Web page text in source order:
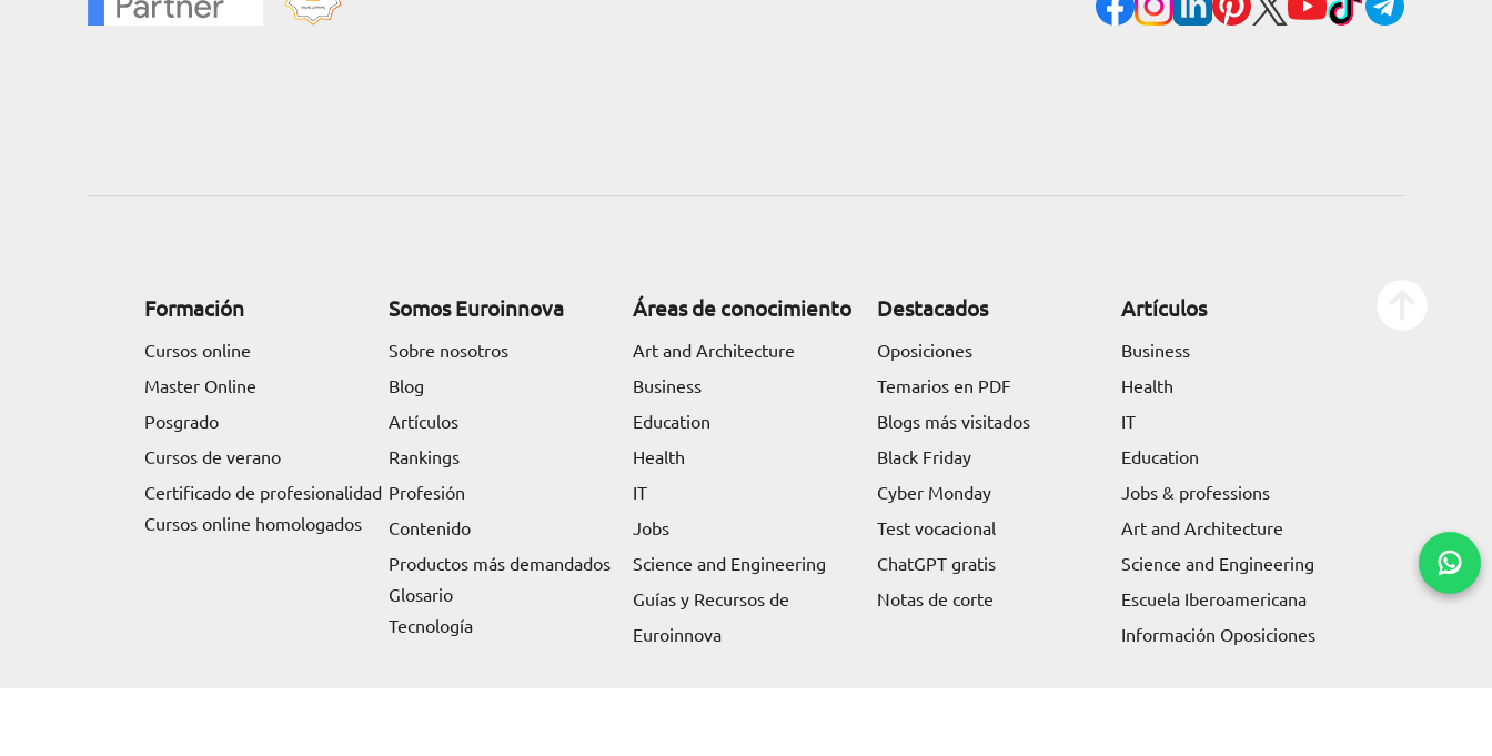
Formación
Cursos online
Master Online
Posgrado
Cursos de verano
Certificado de profesionalidad
Cursos online homologados
Somos Euroinnova
Sobre nosotros
Blog
Artículos
Rankings
Profesión
Contenido
Productos más demandados
Glosario
Tecnología
Áreas de conocimiento
Art and Architecture
Business
Education
Health
IT
Jobs
Science and Engineering
Guías y Recursos de
Euroinnova
Destacados
Oposiciones
Temarios en PDF
Blogs más visitados
Black Friday
Cyber Monday
Test vocacional
ChatGPT gratis
Notas de corte
Artículos
Business
Health
IT
Education
Jobs & professions
Art and Architecture
Science and Engineering
Escuela Iberoamericana
Información Oposiciones